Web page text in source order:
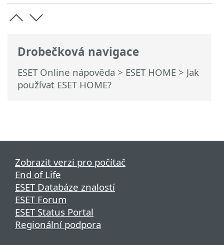
Drobečková navigace
ESET Online nápověda > ESET HOME > Jak
používat ESET HOME?
Zobrazit verzi pro počítač
End of Life
ESET Databáze znalostí
ESET Forum
ESET Status Portal
Regionální podpora